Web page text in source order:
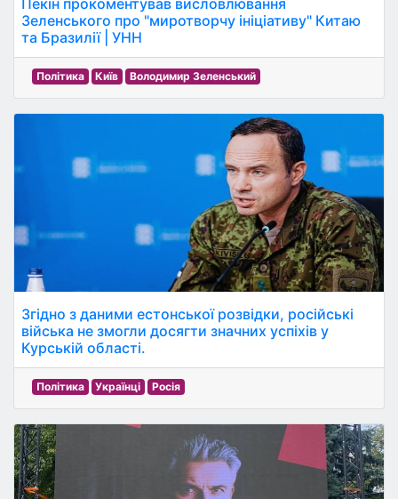
Пекін прокоментував висловлювання
Зеленського про "миротворчу ініціативу" Китаю
та Бразилії | УНН
Політика Київ Володимир Зеленський
Згідно з даними естонської розвідки, російські
війська не змогли досягти значних успіхів у
Курській області.
Політика Українці Росія